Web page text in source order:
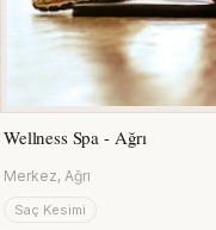
Wellness Spa - Ağrı
Merkez, Ağrı
Saç Kesimi